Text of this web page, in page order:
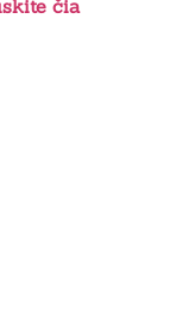
čia